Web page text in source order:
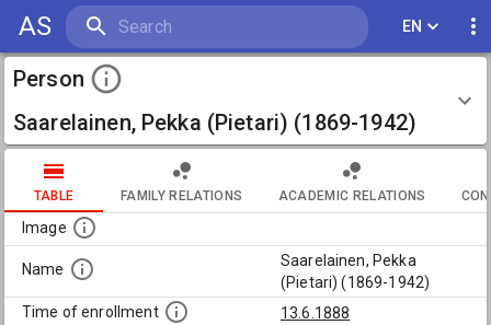
AS EN
Person
Saarelainen, Pekka (Pietari) (1869-1942)
TABLE FAMILY RELATIONS ACADEMIC RELATIONS
Image
Name
Saarelainen, Pekka
(Pietari) (1869-1942)
Time of enrollment
13.6.1888